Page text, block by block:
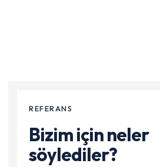
REFERANS
Bizim için neler
söylediler?